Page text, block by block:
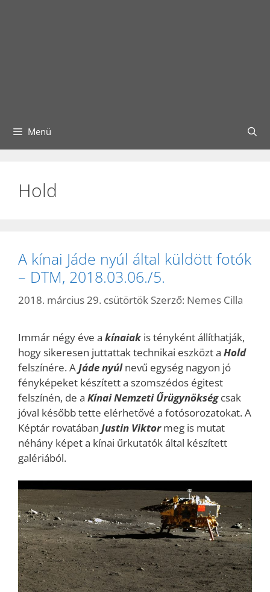
Menü
Hold
A kínai Jáde nyúl által küldött fotók
– DTM, 2018.03.06./5.
2018. március 29. csütörtök Szerző: Nemes Cilla
Immár négy éve a kínaiakis tényként állíthatják,
hogy sikeresen juttattak technikai eszközt a Hold
felszínére. A Jáde nyúlnevű egység nagyon jó
fényképeket készített a szomszédos égitest
felszínén, de a Kínai Nemzeti Űrügynökségcsak
jóval később tette elérhetővé a fotósorozatokat. A
Képtár rovatában Justin Viktormeg is mutat
néhány képet a kínai űrkutatók által készített
galériából.